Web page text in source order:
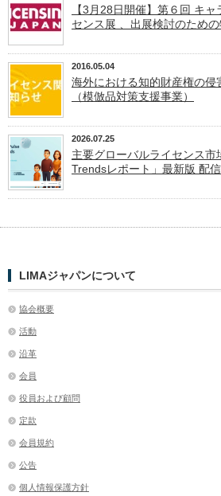
【3月28日開催】第６回 キ
センス展 、出展検討のため
2016.05.04
海外における知的財産権の侵
（模倣品対策支援事業）
2026.07.25
主要グローバルライセンス
Trendsレポート」最新版 配信
LIMAジャパンについて
協会概要
活動
沿革
会員
役員および顧問
定款
会員規約
公告
個人情報保護方針